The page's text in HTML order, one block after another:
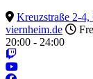
Kreuzstraße 2-
viernheim.de
20:00 - 24:00